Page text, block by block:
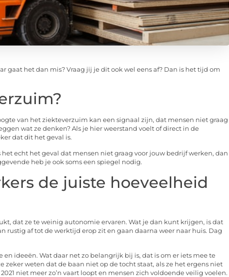
gaat het dan mis? Vraag jij je dit ook wel eens af? Dan is het tijd om
van het ziekteverzuim kan een signaal zijn, dat mensen niet graag
wat ze denken? Als je hier weerstand voelt of direct in de
dat dit het geval is.
echt het geval dat mensen niet graag voor jouw bedrijf werken, dan
heb je ook soms een spiegel nodig.
de juiste hoeveelheid
dat ze te weinig autonomie ervaren. Wat je dan kunt krijgen, is dat
rustig af tot de werktijd erop zit en gaan daarna weer naar huis. Dag
ideeën. Wat daar net zo belangrijk bij is, dat is om er iets mee te
zeker weten dat de baan niet op de tocht staat, als ze het ergens niet
niet meer zo’n vaart loopt en mensen zich voldoende veilig voelen.